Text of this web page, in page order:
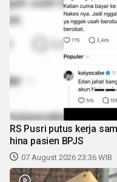
RS Pusri putus kerja
hina pasien BPJS
07 August 2026 23:36 WIB